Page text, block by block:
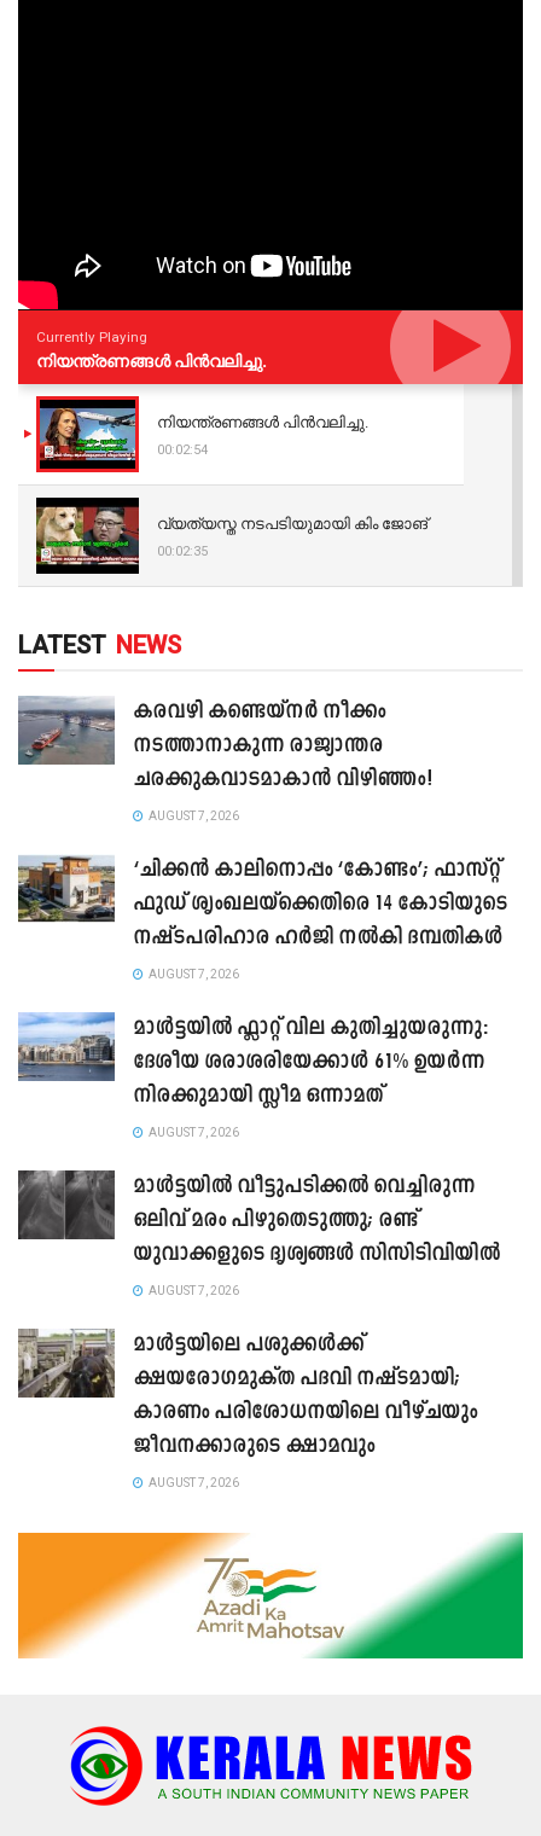
Currently Playing
നിയന്ത്രണങ്ങള്‍ പിന്‍വലിച്ചു.
നിയന്ത്രണങ്ങള്‍ പിന്‍വലിച്ചു.
00:02:54
വ്യത്യസ്ത നടപടിയുമായി കിം ജോങ്
00:02:35
LATEST NEWS
കരവഴി കണ്ടെയ്നർ നീക്കം
നടത്താനാകുന്ന രാജ്യാന്തര
ചരക്കുകവാടമാകാൻ വിഴിഞ്ഞം!
AUGUST 7, 2026
‘ചിക്കൻ കാലിനൊപ്പം ‘കോണ്ടം’; ഫാസ്റ്റ്
ഫുഡ് ശൃംഖലയ്ക്കെതിരെ 14 കോടിയുടെ
നഷ്ടപരിഹാര ഹർജി നൽകി ദമ്പതികൾ
AUGUST 7, 2026
മാൾട്ടയിൽ ഫ്ലാറ്റ് വില കുതിച്ചുയരുന്നു:
ദേശീയ ശരാശരിയേക്കാൾ 61% ഉയർന്ന
നിരക്കുമായി സ്ലീമ ഒന്നാമത്
AUGUST 7, 2026
മാൾട്ടയിൽ വീട്ടുപടിക്കൽ വെച്ചിരുന്ന
ഒലിവ് മരം പിഴുതെടുത്തു; രണ്ട്
യുവാക്കളുടെ ദൃശ്യങ്ങൾ സിസിടിവിയിൽ
AUGUST 7, 2026
മാൾട്ടയിലെ പശുക്കൾക്ക്
ക്ഷയരോഗമുക്ത പദവി നഷ്ടമായി;
കാരണം പരിശോധനയിലെ വീഴ്ചയും
ജീവനക്കാരുടെ ക്ഷാമവും
AUGUST 7, 2026